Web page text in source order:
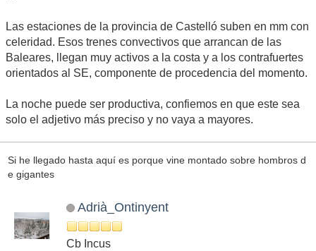
Las estaciones de la provincia de Castelló suben en mm con
celeridad. Esos trenes convectivos que arrancan de las
Baleares, llegan muy activos a la costa y a los contrafuertes
orientados al SE, componente de procedencia del momento.
La noche puede ser productiva, confiemos en que este sea
solo el adjetivo más preciso y no vaya a mayores.
Si he llegado hasta aquí es porque vine montado sobre hombros d
e gigantes
Adrià_Ontinyent
Cb Incus